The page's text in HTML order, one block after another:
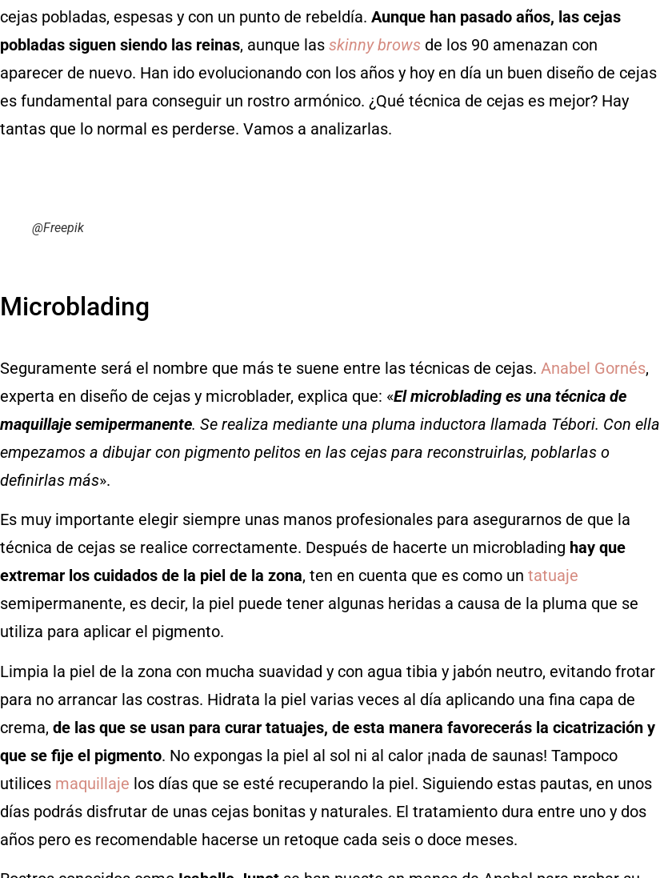
cejas pobladas, espesas y con un punto de rebeldía. Aunque han pasado años, las cejas
pobladas siguen siendo las reinas, aunque las skinny brows de los 90 amenazan con
aparecer de nuevo. Han ido evolucionando con los años y hoy en día un buen diseño de cejas
es fundamental para conseguir un rostro armónico. ¿Qué técnica de cejas es mejor? Hay
tantas que lo normal es perderse. Vamos a analizarlas.
@Freepik
Microblading
Seguramente será el nombre que más te suene entre las técnicas de cejas. Anabel Gornés,
experta en diseño de cejas y microblader, explica que: «El microblading es una técnica de
maquillaje semipermanente. Se realiza mediante una pluma inductora llamada Tébori. Con ella
empezamos a dibujar con pigmento pelitos en las cejas para reconstruirlas, poblarlas o
definirlas más».
Es muy importante elegir siempre unas manos profesionales para asegurarnos de que la
técnica de cejas se realice correctamente. Después de hacerte un microblading hay que
extremar los cuidados de la piel de la zona, ten en cuenta que es como un tatuaje
semipermanente, es decir, la piel puede tener algunas heridas a causa de la pluma que se
utiliza para aplicar el pigmento.
Limpia la piel de la zona con mucha suavidad y con agua tibia y jabón neutro, evitando frotar
para no arrancar las costras. Hidrata la piel varias veces al día aplicando una fina capa de
crema, de las que se usan para curar tatuajes, de esta manera favorecerás la cicatrización y
que se fije el pigmento. No expongas la piel al sol ni al calor ¡nada de saunas! Tampoco
utilices maquillaje los días que se esté recuperando la piel. Siguiendo estas pautas, en unos
días podrás disfrutar de unas cejas bonitas y naturales. El tratamiento dura entre uno y dos
años pero es recomendable hacerse un retoque cada seis o doce meses.